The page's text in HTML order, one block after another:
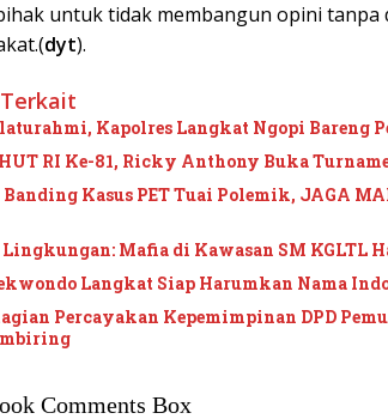
untuk tidak membangun opini tanpa
dyt).
Kapolres Langkat Ngopi Bareng
RI Ke-81, Ricky Anthony Buka
Banding Kasus PET Tuai Polemik, JAGA
Mafia di Kawasan SM KGLTL
Langkat Siap Harumkan Nama
Percayakan Kepemimpinan DPD
Comments Box